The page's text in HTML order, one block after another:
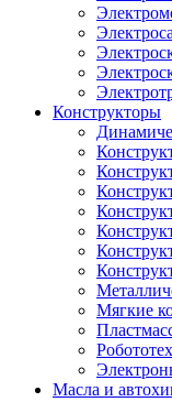
Конструкторы
Мягкие
Масла и